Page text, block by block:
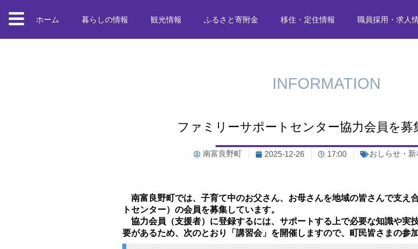
ホーム 暮らしの情報 観光情報 ふるさと寄附金 移住・定住情報 職員採用・求人
INFORMATION
ファミリーサポートセンター協力会員を募
南富良野町 2025-12-26 17:00 おしらせ・新
南富良野町では、子育て中のお父さん、お母さんを地域の皆さんで支え
トセンター）の会員を募集しています。
協力会員（支援者）に登録するには、サポートする上で必要な知識や実
要があるため、次のとおり「講習会」を開催しますので、町民皆さまの参